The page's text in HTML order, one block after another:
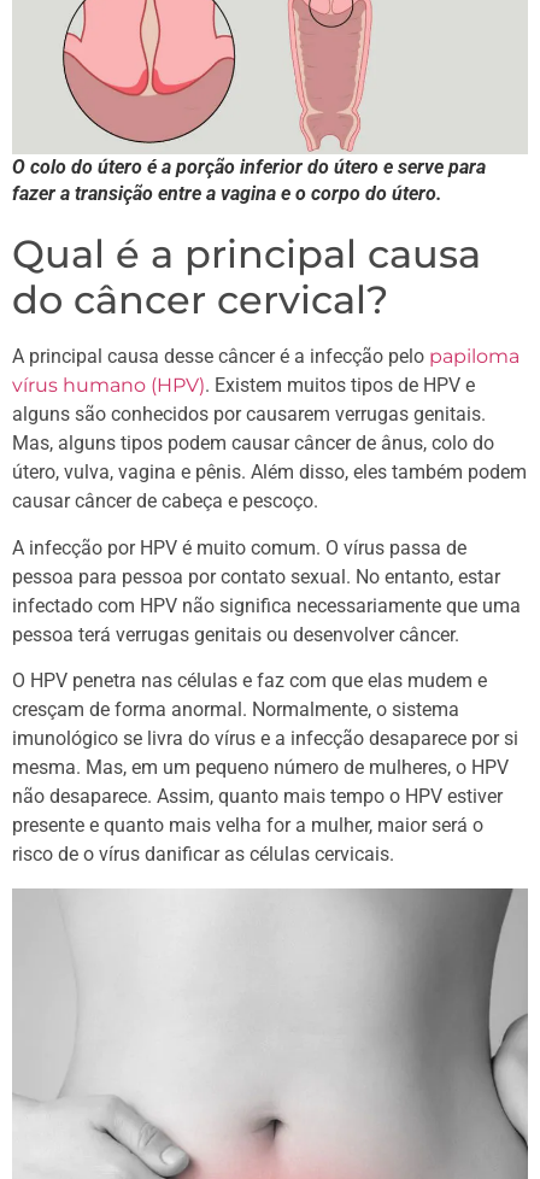
O colo do útero é a porção inferior do útero e serve para
fazer a transição entre a vagina e o corpo do útero.
Qual é a principal causa
do câncer cervical?
A principal causa desse câncer é a infecção pelo papiloma
vírus humano (HPV). Existem muitos tipos de HPV e
alguns são conhecidos por causarem verrugas genitais.
Mas, alguns tipos podem causar câncer de ânus, colo do
útero, vulva, vagina e pênis. Além disso, eles também podem
causar câncer de cabeça e pescoço.
A infecção por HPV é muito comum. O vírus passa de
pessoa para pessoa por contato sexual. No entanto, estar
infectado com HPV não significa necessariamente que uma
pessoa terá verrugas genitais ou desenvolver câncer.
O HPV penetra nas células e faz com que elas mudem e
cresçam de forma anormal. Normalmente, o sistema
imunológico se livra do vírus e a infecção desaparece por si
mesma. Mas, em um pequeno número de mulheres, o HPV
não desaparece. Assim, quanto mais tempo o HPV estiver
presente e quanto mais velha for a mulher, maior será o
risco de o vírus danificar as células cervicais.